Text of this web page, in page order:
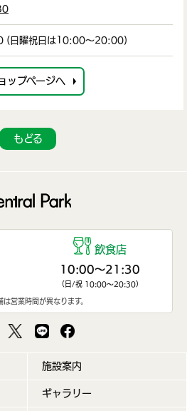
(日曜祝日は10:00～20:00)
ップページへ
もどる
飲食店
10:00〜21:30
（日/祝 10:00〜20:30）
営業時間が異なります。
施設案内
ギャラリー